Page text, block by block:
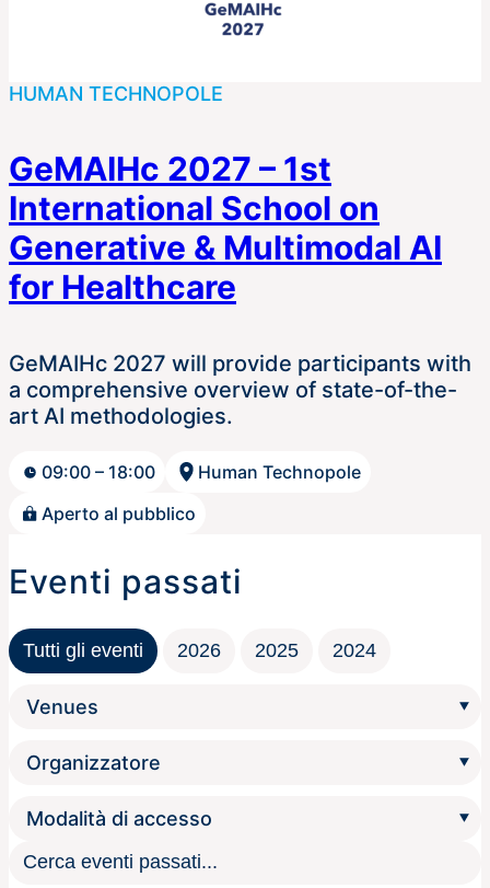
HUMAN TECHNOPOLE
GeMAIHc 2027 – 1st
International School on
Generative & Multimodal AI
for Healthcare
GeMAIHc 2027 will provide participants with
a comprehensive overview of state-of-the-
art AI methodologies.
09:00 – 18:00
Human Technopole
Aperto al pubblico
Eventi passati
Tutti gli eventi 2026 2025 2024
Cerca eventi passati...